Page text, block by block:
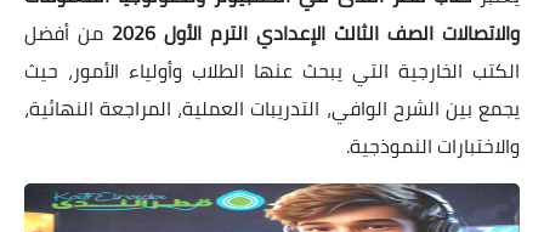
والاتصالات الصف الثالث الإعدادي الترم الأول 2026
من أفضل
الكتب الخارجية التي يبحث عنها الطلاب وأولياء الأمور، حيث
يجمع بين الشرح الوافي، التدريبات العملية، المراجعة النهائية،
والاختبارات النموذجية.